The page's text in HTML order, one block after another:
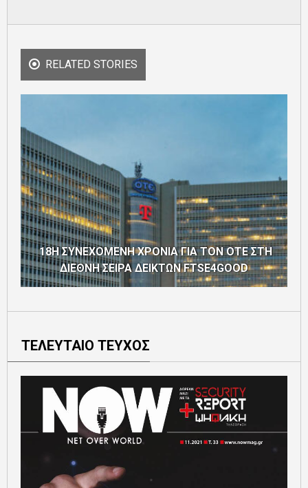
RELATED STORIES
18Η ΣΥΝΕΧΟΜΕΝΗ ΧΡΟΝΙΑ ΓΙΑ ΤΟΝ ΟΤΕ ΣΤΗ
ΔΙΕΘΝΗ ΣΕΙΡΑ ΔΕΙΚΤΩΝ FTSE4GOOD
ΤΕΛΕΥΤΑΙΟ ΤΕΥΧΟΣ